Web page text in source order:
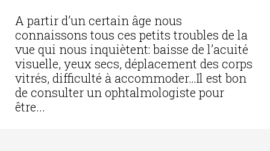
A partir d’un certain âge nous
connaissons tous ces petits troubles de la
vue qui nous inquiètent: baisse de l’acuité
visuelle, yeux secs, déplacement des corps
vitrés, difficulté à accommoder…Il est bon
de consulter un ophtalmologiste pour
être...